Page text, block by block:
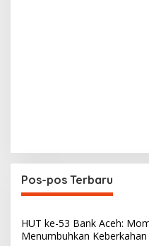
Pos-pos Terbaru
HUT ke-53 Bank Aceh:
Menumbuhkan